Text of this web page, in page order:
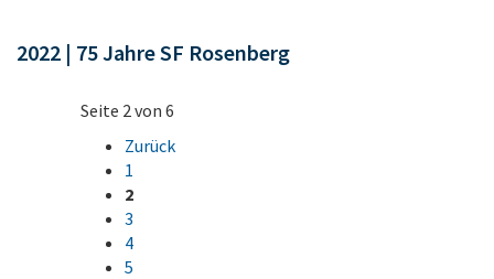
2022 | 75 Jahre SF Rosenberg
Seite 2 von 6
Zurück
1
2
3
4
5